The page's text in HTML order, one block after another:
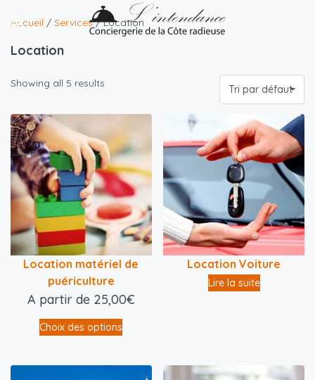
Accueil / Services/ Location
Location
Showing all 5 results Tri par défaut
Location matériel de
puériculture
A partir de 25,00€
Choix des options
Location Voiture
Lire la suite